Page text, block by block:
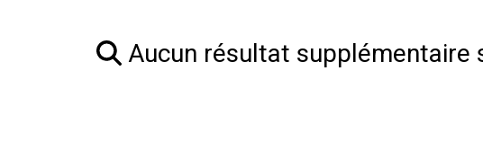
Aucun résultat supplémentaire